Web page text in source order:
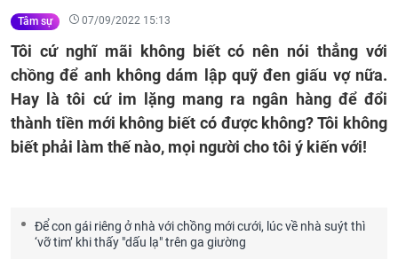
Tâm sự 07/09/2022 15:13
Tôi cứ nghĩ mãi không biết có nên nói thẳng với
chồng để anh không dám lập quỹ đen giấu vợ nữa.
Hay là tôi cứ im lặng mang ra ngân hàng để đổi
thành tiền mới không biết có được không? Tôi không
biết phải làm thế nào, mọi người cho tôi ý kiến với!
Để con gái riêng ở nhà với chồng mới cưới, lúc về nhà suýt thì
‘vỡ tim’ khi thấy "dấu lạ" trên ga giường